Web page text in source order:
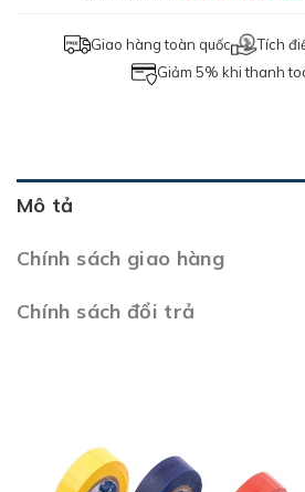
Giao hàng toàn quốc
Tích
Giảm 5% khi thanh
Mô tả
Chính sách giao hàng
Chính sách đổi trả